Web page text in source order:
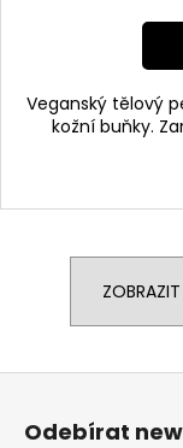
Veganský tělový
kožní buňky.
Z
Odebírat